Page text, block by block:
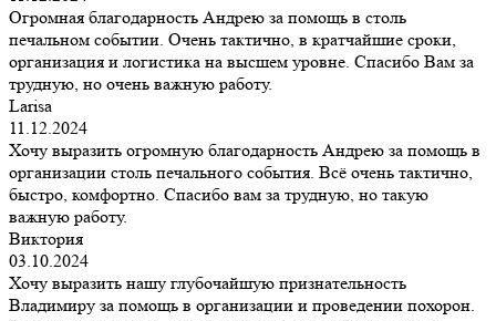
Огромная благодарность Андрею за помощь в столь
печальном событии. Очень тактично, в кратчайшие сроки,
организация и логистика на высшем уровне. Спасибо Вам за
трудную, но очень важную работу.
Larisa
11.12.2024
Хочу выразить огромную благодарность Андрею за помощь в
организации столь печального события. Всё очень тактично,
быстро, комфортно. Спасибо вам за трудную, но такую
важную работу.
Виктория
03.10.2024
Хочу выразить нашу глубочайшую признательность
Владимиру за помощь в организации и проведении похорон.